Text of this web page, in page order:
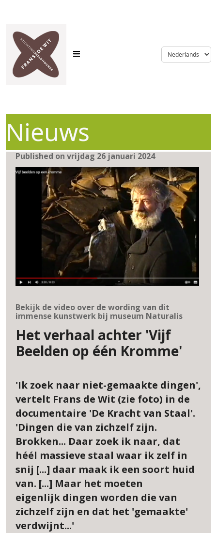
language
Nieuws
Published on vrijdag 26 januari 2024
Bekijk de video over de wording van dit
immense kunstwerk bij museum Naturalis
Het verhaal achter 'Vijf
Beelden op één Kromme'
'Ik zoek naar niet-gemaakte dingen',
vertelt Frans de Wit (zie foto) in de
documentaire 'De Kracht van Staal'.
'Dingen die van zichzelf zijn.
Brokken... Daar zoek ik naar, dat
héél massieve staal waar ik zelf in
snij [...] daar maak ik een soort huid
van. [...] Maar het moeten
eigenlijk dingen worden die van
zichzelf zijn en dat het 'gemaakte'
verdwijnt...'